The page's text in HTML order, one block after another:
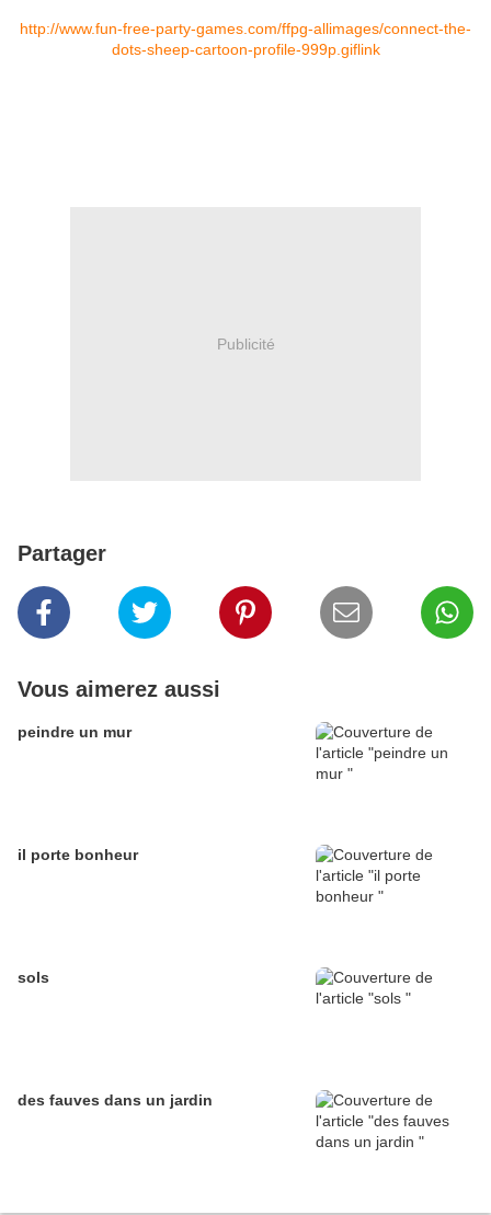
http://www.fun-free-party-games.com/ffpg-allimages/connect-the-
dots-sheep-cartoon-profile-999p.giflink
Publicité
Partager
Vous aimerez aussi
peindre un mur
il porte bonheur
sols
des fauves dans un jardin